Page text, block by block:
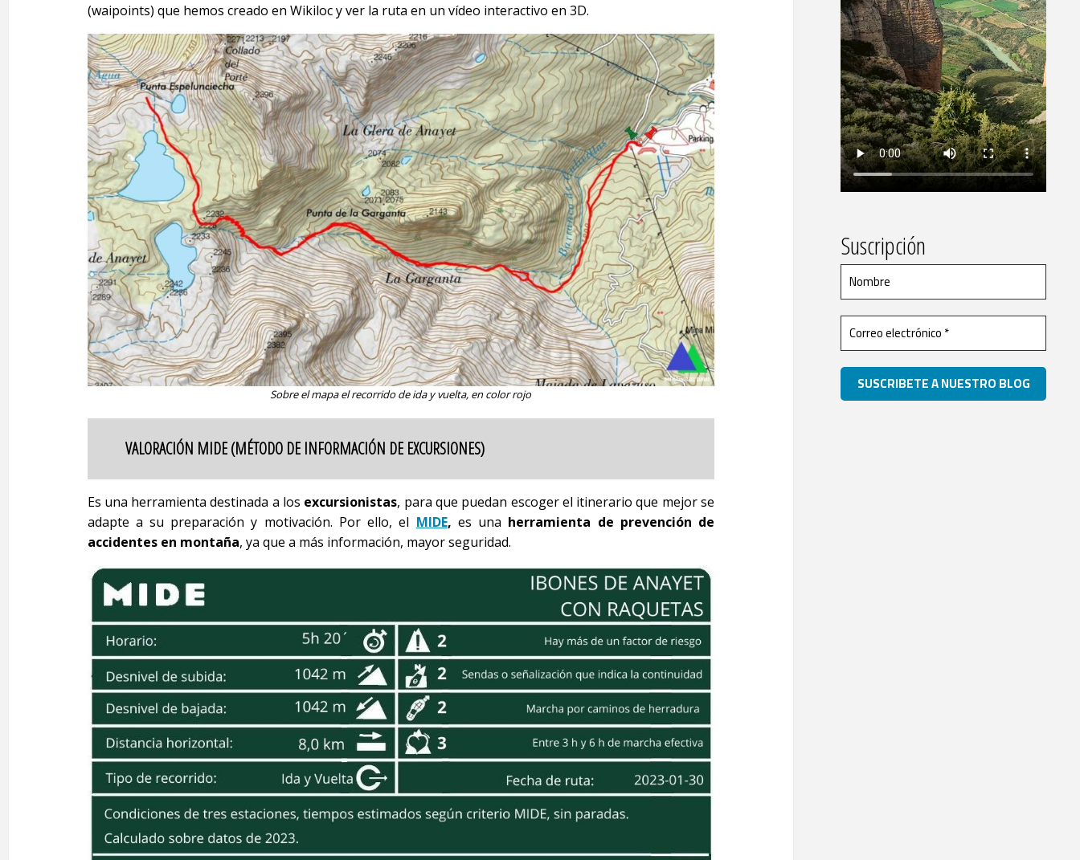
(waipoints) que hemos creado en Wikiloc y ver la ruta en un vídeo interactivo en 3D.
Sobre el mapa el recorrido de ida y vuelta, en color rojo
VALORACIÓN MIDE (MÉTODO DE INFORMACIÓN DE EXCURSIONES)
Es una herramienta destinada a los excursionistas, para que puedan escoger el itinerario que mejor se
adapte a su preparación y motivación. Por ello, el MIDE, es una herramienta de prevención de
accidentes en montaña, ya que a más información, mayor seguridad.
Suscripción